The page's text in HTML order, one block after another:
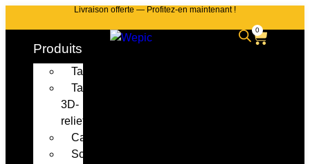
Livraison offerte — Profitez-en maintenant !
Produits
Tableaux
Tableaux
3D-
relief
Cadeaux
Sculptures
0